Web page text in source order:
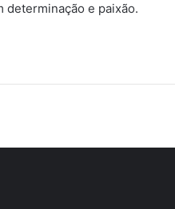
e paixão.